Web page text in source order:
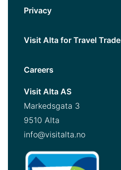
Privacy
Visit Alta for Travel Trade
Careers
Visit Alta AS
Markedsgata 3
9510 Alta
info@visitalta.no